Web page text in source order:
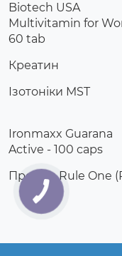
Biotech USA
Multivitamin for
60 tab
Креатин
Ізотоніки MST
Ironmaxx Guarana
Active - 100 caps
Протеїн Rule One